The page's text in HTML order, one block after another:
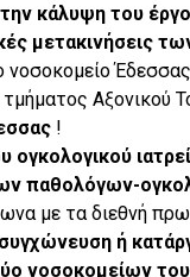
κάλυψη του
μετακινήσεις
Έδεσσας
Αξονικού
!
ογκολογικού
παθολόγων-
με τα διεθνή
ή
νοσοκομείων